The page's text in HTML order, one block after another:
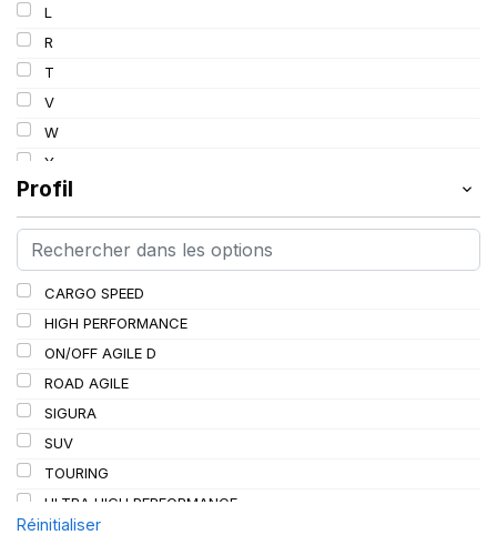
L
R
T
V
W
Y
Profil
CARGO SPEED
HIGH PERFORMANCE
ON/OFF AGILE D
ROAD AGILE
SIGURA
SUV
TOURING
ULTRA HIGH PERFORMANCE
Réinitialiser